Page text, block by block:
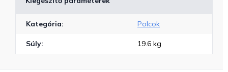
Kategória: Polcok
Súly: 19.6 kg